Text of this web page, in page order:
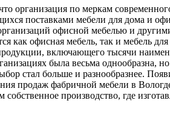
организация по меркам
поставками мебели для дома и
офисной мебелью и
как офисная мебель, так и мебель
включающего тысячи
была весьма однообразна,
стал больше и разнообразнее.
продаж фабричной мебели в
производство, где